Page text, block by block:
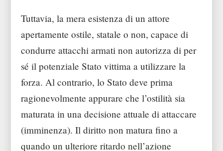
Tuttavia, la mera esistenza di un attore
apertamente ostile, statale o non, capace di
condurre attacchi armati non autorizza di per
sé il potenziale Stato vittima a utilizzare la
forza. Al contrario, lo Stato deve prima
ragionevolmente appurare che l’ostilità sia
maturata in una decisione attuale di attaccare
(imminenza). Il diritto non matura fino a
quando un ulteriore ritardo nell’azione